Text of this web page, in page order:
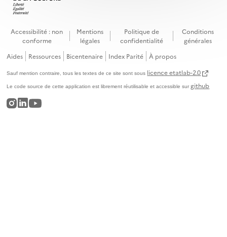
Accessibilité : non
conforme
Mentions
légales
Politique de
confidentialité
Conditions
générales
Aides
Ressources Bicentenaire Index Parité À propos
Sauf mention contraire, tous les textes de ce site sont sous licence etatlab-2.0
Le code source de cette application est librement réutilisable et accessible sur github